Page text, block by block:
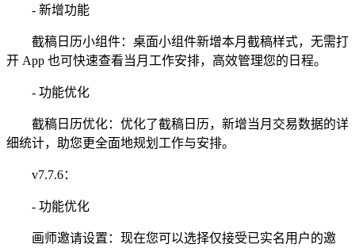
- 新增功能
截稿日历小组件：桌面小组件新增本月截稿样式，无需打
开 App 也可快速查看当月工作安排，高效管理您的日程。
- 功能优化
截稿日历优化：优化了截稿日历，新增当月交易数据的详
细统计，助您更全面地规划工作与安排。
v7.7.6：
- 功能优化
画师邀请设置：现在您可以选择仅接受已实名用户的邀